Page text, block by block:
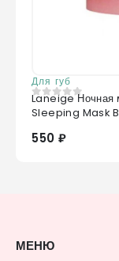
Для губ
0из 5
Laneige Ночная
Sleeping Mask
550 ₽
МЕНЮ